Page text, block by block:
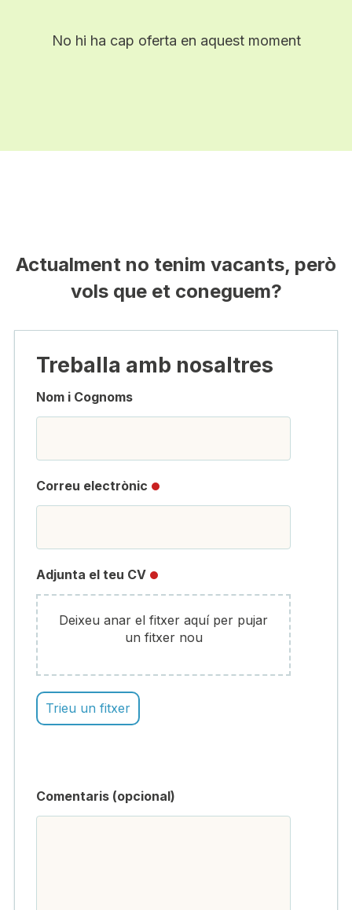
No hi ha cap oferta en aquest moment
Actualment no tenim vacants, però
vols que et coneguem?
Treballa amb nosaltres
Nom i Cognoms
Correu electrònic
Adjunta el teu CV
Deixeu anar el fitxer aquí per pujar
un fitxer nou
Trieu un fitxer
Comentaris (opcional)